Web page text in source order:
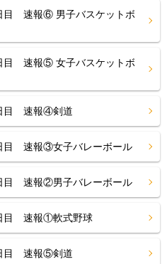
目 速報⑥ 男子バスケットボ
目 速報⑤ 女子バスケットボ
目 速報④剣道
目 速報③女子バレーボール
目 速報②男子バレーボール
目 速報①軟式野球
目 速報⑤剣道